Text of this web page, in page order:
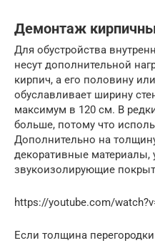
Демонтаж
Для обустройства
несут дополнительной
кирпич, а его половину
обуславливает ширину
максимум в 120 см. В
больше, потому что
Дополнительно на
декоративные материалы,
звукоизолирующие
https://youtube.com/
Если толщина